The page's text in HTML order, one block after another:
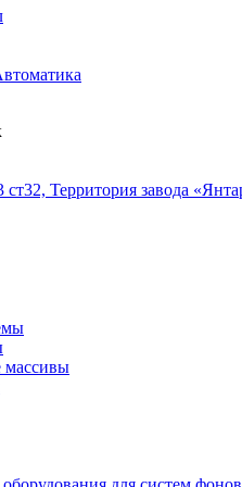
Территория завода
массивы